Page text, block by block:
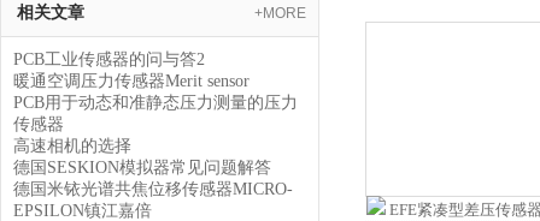
相关文章 +MORE
PCB工业传感器的问与答2
暖通空调压力传感器Merit sensor​
PCB用于动态和准静态压力测量的压力
传感器
高速相机的选择
德国SESKION模拟器常见问题解答
德国米铱光谱共焦位移传感器MICRO-
EPSILON镇江嘉倍